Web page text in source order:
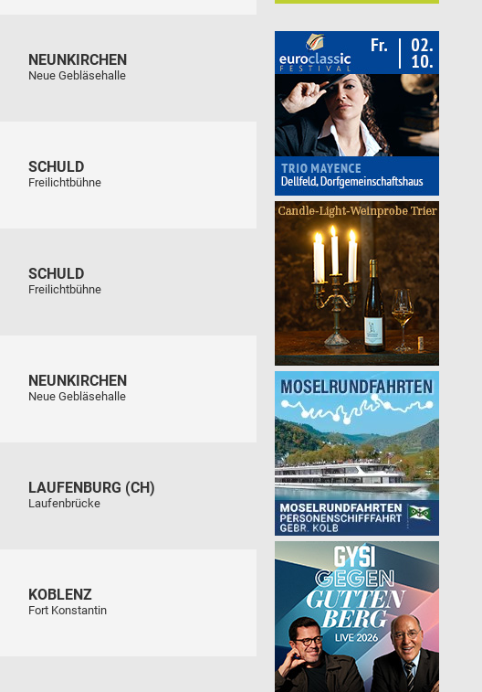
NEUNKIRCHEN
Neue Gebläsehalle
SCHULD
Freilichtbühne
SCHULD
Freilichtbühne
NEUNKIRCHEN
Neue Gebläsehalle
LAUFENBURG (CH)
Laufenbrücke
KOBLENZ
Fort Konstantin